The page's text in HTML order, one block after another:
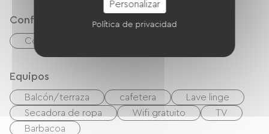
Confort
Comedor al aire libre
Equipos
Balcón/terraza cafetera
Lave linge
Secadora de ropa
Wifi gratuito
TV
Barbacoa
Personalizar
Política de privacidad